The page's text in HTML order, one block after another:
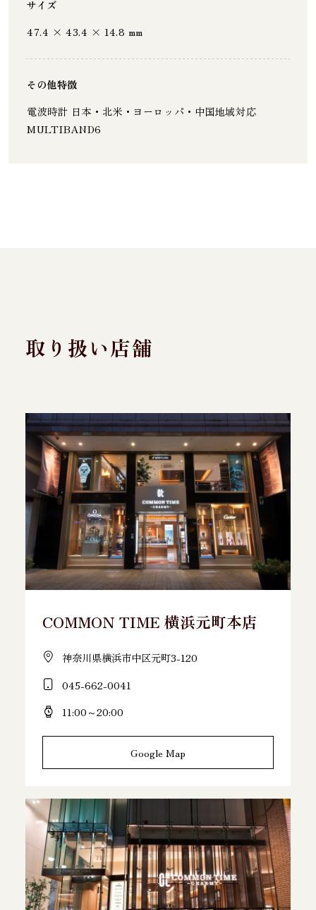
サイズ
47.4 × 43.4 × 14.8 mm
その他特徴
電波時計 日本・北米・ヨーロッパ・中国地域対応
MULTIBAND6
取り扱い店舗
COMMON TIME 横浜元町本店
神奈川県横浜市中区元町3-120
045-662-0041
11:00～20:00
Google Map